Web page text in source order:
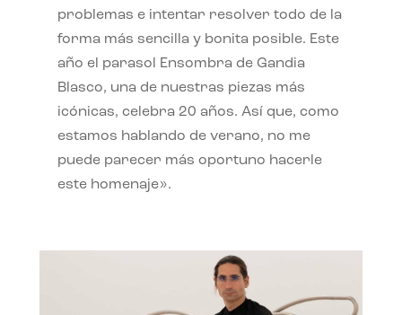
problemas e intentar resolver todo de la
forma más sencilla y bonita posible. Este
año el parasol Ensombra de Gandia
Blasco, una de nuestras piezas más
icónicas, celebra 20 años. Así que, como
estamos hablando de verano, no me
puede parecer más oportuno hacerle
este homenaje».